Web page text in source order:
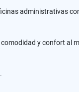
administrativas
y confort al